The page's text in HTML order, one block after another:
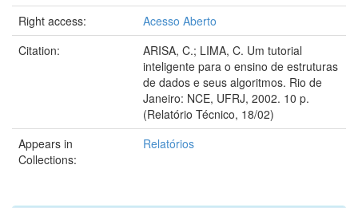
Right access:
Acesso Aberto
Citation:
ARISA, C.; LIMA, C. Um tutorial
inteligente para o ensino de estruturas
de dados e seus algoritmos. Rio de
Janeiro: NCE, UFRJ, 2002. 10 p.
(Relatório Técnico, 18/02)
Appears in
Collections:
Relatórios